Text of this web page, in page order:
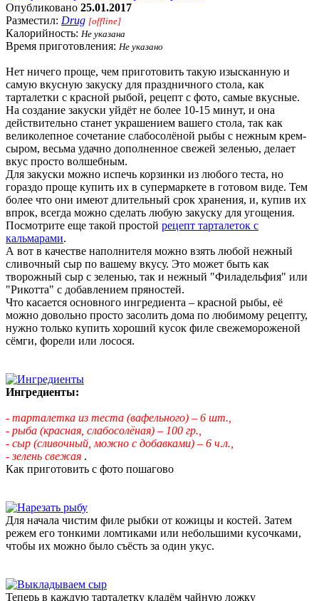
Опубликовано 25.01.2017
Разместил: Drug [offline]
Калорийность: Не указана
Время приготовления: Не указано
Нет ничего проще, чем приготовить такую изысканную и
самую вкусную закуску для праздничного стола, как
тарталетки с красной рыбой, рецепт с фото, самые вкусные.
На создание закуски уйдёт не более 10-15 минут, и она
действительно станет украшением вашего стола, так как
великолепное сочетание слабосолёной рыбы с нежным крем-
сыром, весьма удачно дополненное свежей зеленью, делает
вкус просто волшебным.
Для закуски можно испечь корзинки из любого теста, но
гораздо проще купить их в супермаркете в готовом виде. Тем
более что они имеют длительный срок хранения, и, купив их
впрок, всегда можно сделать любую закуску для угощения.
Посмотрите еще такой простой рецепт тарталеток с
кальмарами.
А вот в качестве наполнителя можно взять любой нежный
сливочный сыр по вашему вкусу. Это может быть как
творожный сыр с зеленью, так и нежный "Филадельфия" или
"Рикотта" с добавлением пряностей.
Что касается основного ингредиента – красной рыбы, её
можно довольно просто засолить дома по любимому рецепту,
нужно только купить хороший кусок филе свежемороженой
сёмги, форели или лосося.
Ингредиенты:
- тарталетка из теста (вафельного) – 6 шт.,
- рыба (красная, слабосолёная) – 100 гр.,
- сыр (сливочный, можно с добавками) – 6 ч.л.,
- зелень свежая .
Как приготовить с фото пошагово
Для начала чистим филе рыбки от кожицы и костей. Затем
режем его тонкими ломтиками или небольшими кусочками,
чтобы их можно было съёсть за один укус.
Теперь в каждую тарталетку кладём чайную ложку